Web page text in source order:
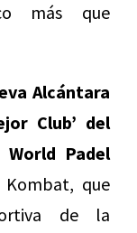
más que
Alcántara
Club’ del
World Padel
que
de la